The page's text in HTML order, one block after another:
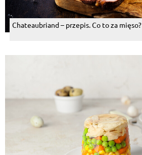
Chateaubriand – przepis. Co to za mięso?